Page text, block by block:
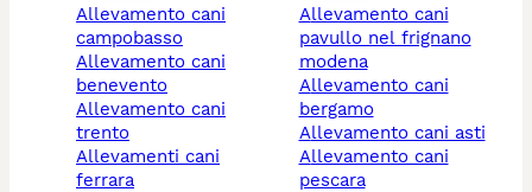
allevamento cani
campobasso
allevamento cani
benevento
allevamento cani
trento
allevamenti cani
ferrara
allevamento cani
pavullo nel frignano
modena
allevamento cani
bergamo
allevamento cani asti
allevamento cani
pescara